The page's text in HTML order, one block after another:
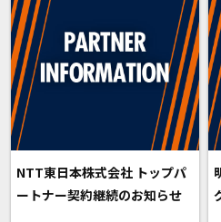
NTT東日本株式会社 トップパ
ートナー契約継続のお知らせ